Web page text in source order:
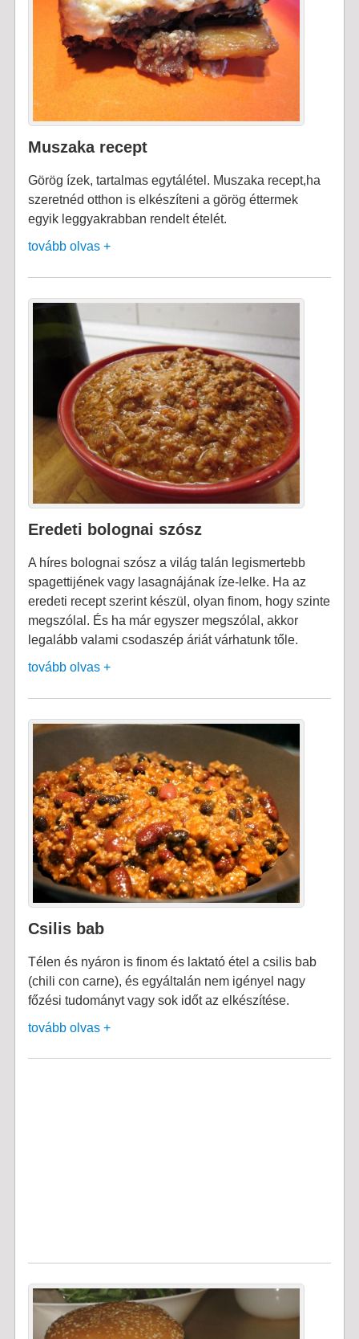
Muszaka recept
Görög ízek, tartalmas egytálétel. Muszaka recept,ha
szeretnéd otthon is elkészíteni a görög éttermek
egyik leggyakrabban rendelt ételét.
tovább olvas +
Eredeti bolognai szósz
A híres bolognai szósz a világ talán legismertebb
spagettijének vagy lasagnájának íze-lelke. Ha az
eredeti recept szerint készül, olyan finom, hogy szinte
megszólal. És ha már egyszer megszólal, akkor
legalább valami csodaszép áriát várhatunk tőle.
tovább olvas +
Csilis bab
Télen és nyáron is finom és laktató étel a csilis bab
(chili con carne), és egyáltalán nem igényel nagy
főzési tudományt vagy sok időt az elkészítése.
tovább olvas +